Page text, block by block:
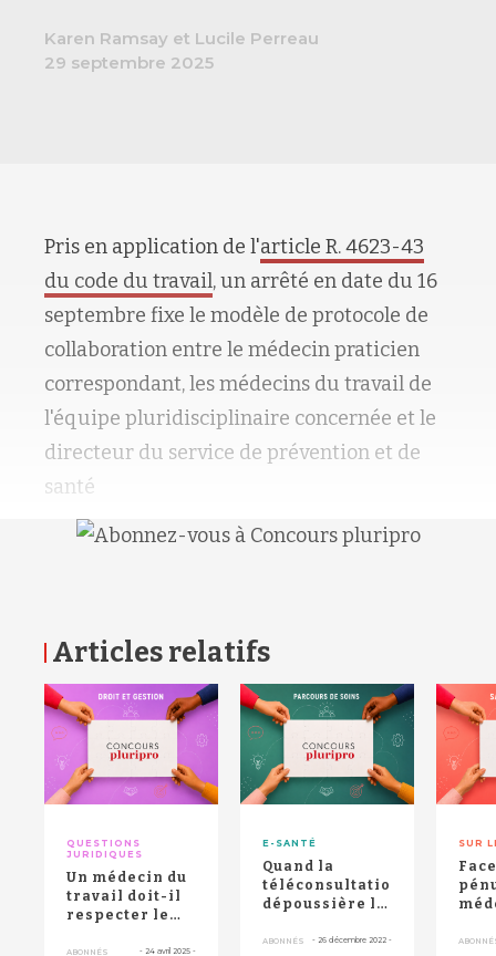
Karen Ramsay et Lucile Perreau
29 septembre 2025
Pris en application de l'article R. 4623-43
du code du travail, un arrêté en date du 16
septembre fixe le modèle de protocole de
collaboration entre le médecin praticien
correspondant, les médecins du travail de
l'équipe pluridisciplinaire concernée et le
directeur du service de prévention et de
santé
Articles relatifs
QUESTIONS
JURIDIQUES
Un médecin du
travail doit-il
respecter le
médical ?
ABONNÉS - 24 avril 2025 -
E-SANTÉ
Quand la
téléconsultation
dépoussière la
travail
ABONNÉS - 26 décembre 2022 -
SUR
RETOUR HAUT DE PAGE